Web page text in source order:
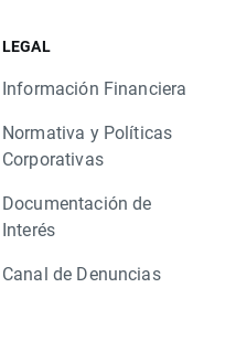
LEGAL
Información Financiera
Normativa y Políticas
Corporativas
Documentación de
Interés
Canal de Denuncias